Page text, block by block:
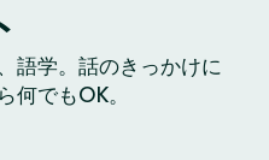
語学。話のきっかけに
何でもOK。